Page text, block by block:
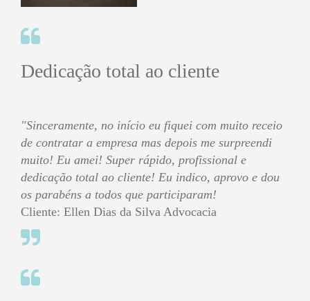
Dedicação total ao cliente
"Sinceramente, no início eu fiquei com muito receio
de contratar a empresa mas depois me surpreendi
muito! Eu amei! Super rápido, profissional e
dedicação total ao cliente! Eu indico, aprovo e dou
os parabéns a todos que participaram!
Cliente: Ellen Dias da Silva Advocacia